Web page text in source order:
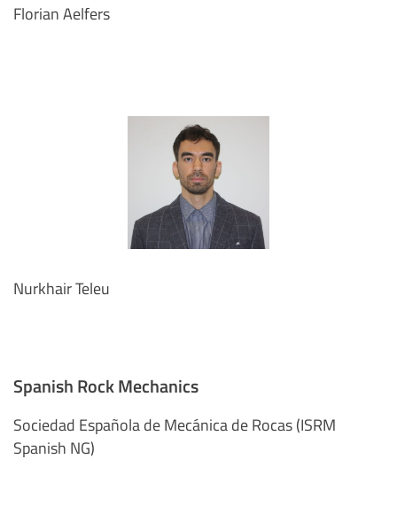
Florian Aelfers
Nurkhair Teleu
Spanish Rock Mechanics
Sociedad Española de Mecánica de Rocas (ISRM
Spanish NG)